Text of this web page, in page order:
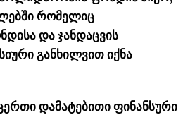
რომელიც
და ჯანდაცვის
განხილვით იქნა
დამატებითი ფინანსური